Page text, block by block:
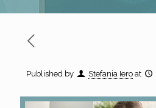
Published by Stefania Iero at